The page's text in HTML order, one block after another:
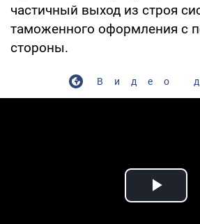
частичный выход из строя
таможенного оформления с
стороны.
Видео
Play